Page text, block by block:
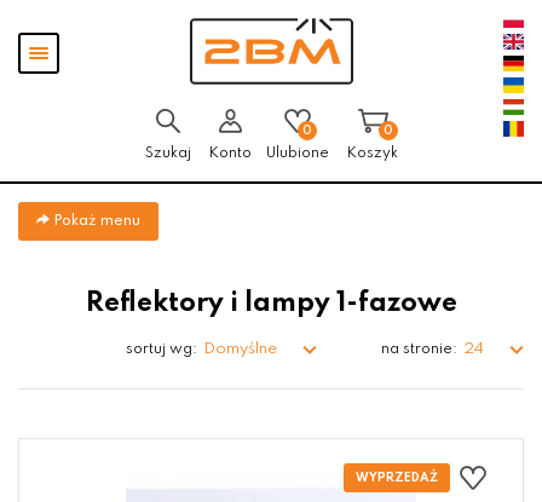
Pokaż
menu
Szukaj Konto
0
Ulubione
0
Koszyk
Pokaż menu
Reflektory i lampy 1-fazowe
sortuj wg: Domyślne na stronie: 24